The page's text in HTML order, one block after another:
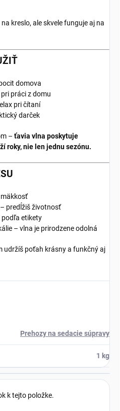
kreslo, ale skvele funguje aj na
domova
práci z domu
pri čítaní
darček
– ťavia vlna poskytuje
roky, nie len jednu sezónu.
mäkkosť
predĺžiš životnosť
podľa etikety
– vlna je prirodzene odolná
udržíš poťah krásny a funkčný aj
Prehozy na sedacie súpravy
1 kg
k tejto položke.